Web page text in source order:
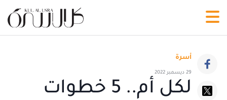
أسرة
29 ديسمبر 2022
لكل أم.. 5 خطوات